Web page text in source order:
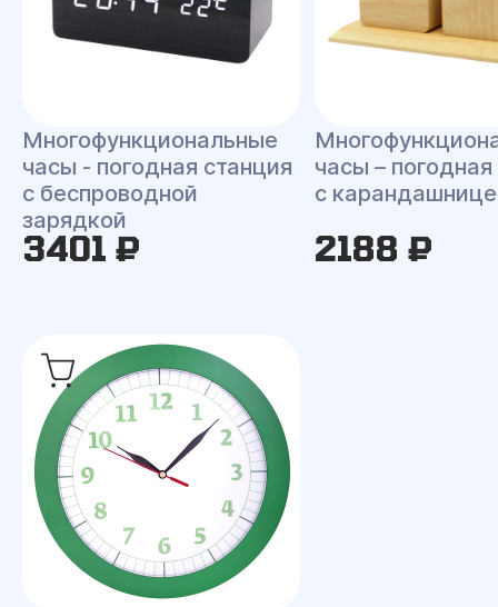
Многофункциональные
часы - погодная станция
с беспроводной
зарядкой
3401 ₽
часы –
с
2188 ₽